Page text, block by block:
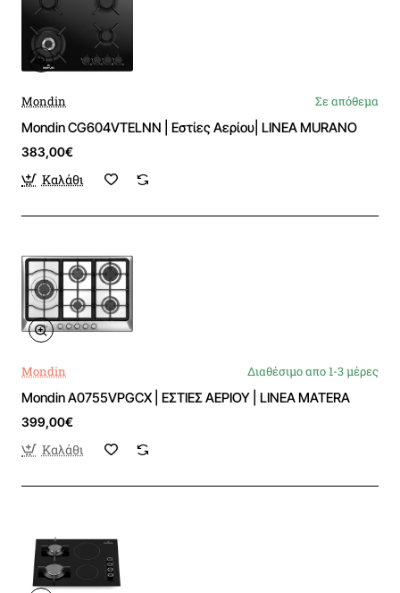
Mondin Σε απόθεμα
Mondin CG604VTELNN | Εστίες Αερίου| LINEA MURANO
383,00€
Καλάθι
Mondin Διαθέσιμο απο 1-3 μέρες
Mondin A0755VPGCX | ΕΣΤΙΕΣ ΑΕΡΙΟΥ | LINEA MATERA
399,00€
Καλάθι